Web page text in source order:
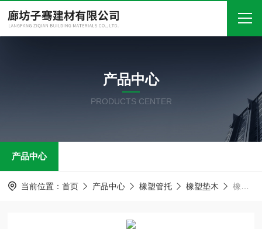
关于我们
产品中心
在线留言
产品中心
PRODUCTS CENTER
产品中心
当前位置： 首页 产品中心 橡塑管托 橡塑垫木 橡塑垫木 聚氨酯保冷管托